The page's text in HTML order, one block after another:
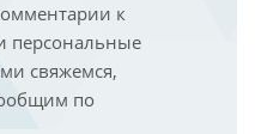
к
персональные
свяжемся,
по